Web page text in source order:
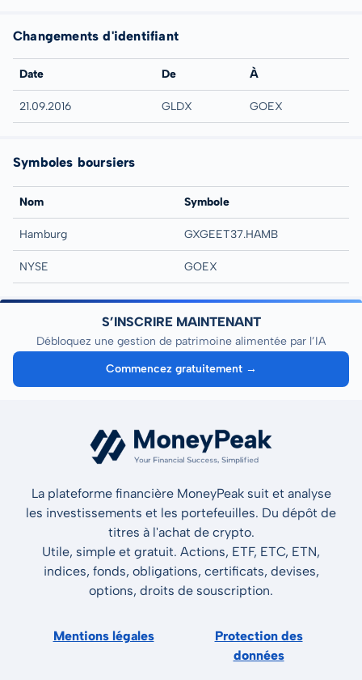
Changements d'identifiant
Date De À
21.09.2016 GLDX GOEX
Symboles boursiers
Nom Symbole
Hamburg GXGEET37.HAMB
NYSE GOEX
S’INSCRIRE MAINTENANT
Débloquez une gestion de patrimoine alimentée par l’IA
Commencez gratuitement →
La plateforme financière MoneyPeak suit et analyse
les investissements et les portefeuilles. Du dépôt de
titres à l'achat de crypto.
Utile, simple et gratuit. Actions, ETF, ETC, ETN,
indices, fonds, obligations, certificats, devises,
options, droits de souscription.
Mentions légales
Protection des
données